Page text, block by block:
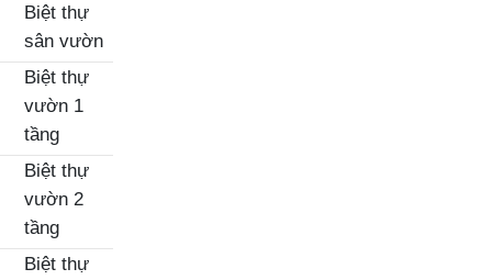
Biệt thự
sân vườn
Biệt thự
vườn 1
tầng
Biệt thự
vườn 2
tầng
Biệt thự